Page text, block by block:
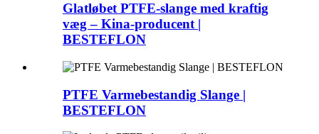
Glatløbet PTFE-slange med kraftig
væg – Kina-producent |
BESTEFLON
PTFE Varmebestandig Slange |
BESTEFLON